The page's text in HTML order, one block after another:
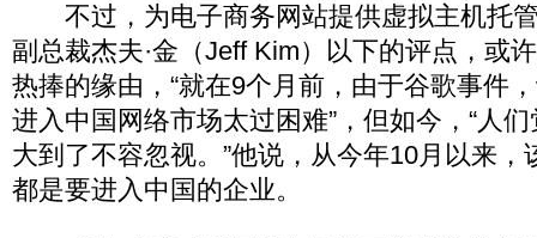
不过，为电子商务网站提供虚拟主机托
副总裁杰夫·金（Jeff Kim）以下的评点，或
热捧的缘由，“就在9个月前，由于谷歌事件
进入中国网络市场太过困难”，但如今，“人
大到了不容忽视。”他说，从今年10月以来，
都是要进入中国的企业。